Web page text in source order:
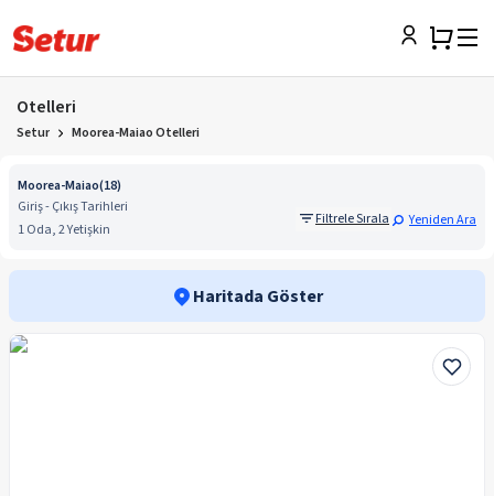
Otelleri
Setur Moorea-Maiao Otelleri
Moorea-Maiao(18)
Giriş - Çıkış Tarihleri
1 Oda, 2 Yetişkin
Filtrele Sırala Yeniden Ara
Haritada Göster